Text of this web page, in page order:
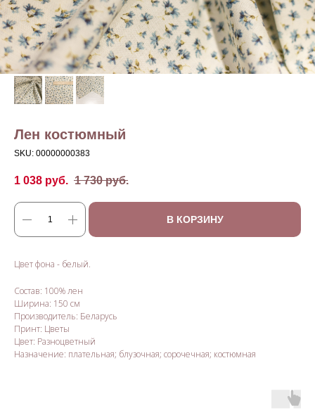
Лен костюмный
SKU: 00000000383
1 038 руб. 1 730 руб.
В КОРЗИНУ
Цвет фона - белый.
Состав: 100% лен
Ширина: 150 см
Производитель: Беларусь
Принт: Цветы
Цвет: Разноцветный
Назначение: плательная; блузочная; сорочечная; костюмная